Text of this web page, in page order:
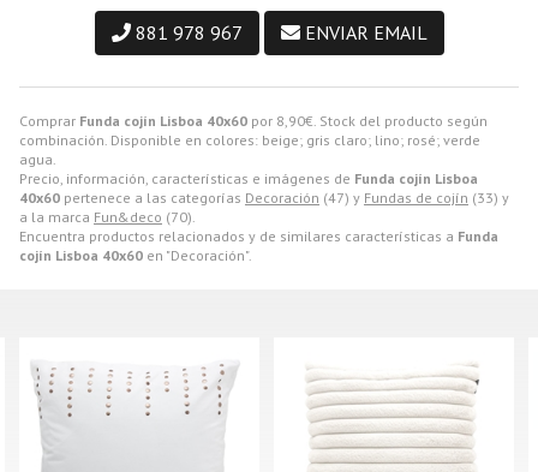
Comprar Funda cojín Lisboa 40x60 por 8,90€. Stock del producto según
combinación. Disponible en colores: beige; gris claro; lino; rosé; verde
agua.
Precio, información, características e imágenes de Funda cojín Lisboa
40x60 pertenece a las categorías Decoración (47) y Fundas de cojín (33) y
a la marca Fun&deco (70).
Encuentra productos relacionados y de similares características a Funda
cojín Lisboa 40x60 en "Decoración".
881 978 967 ENVIAR EMAIL